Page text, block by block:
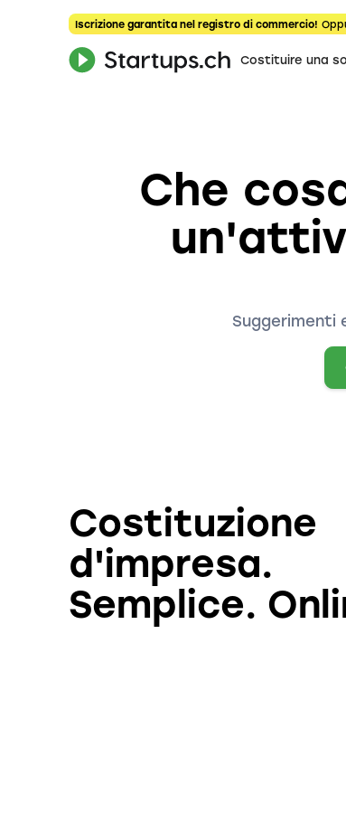
Iscrizione garantita nel registro di commercio!
Costituire una
Che
Suggerimenti
Costituzione
d'impresa.
Semplice.